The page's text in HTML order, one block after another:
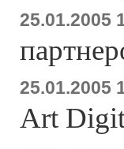
25.01.2005
25.01.2005
Art